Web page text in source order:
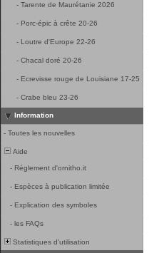
- Tarente de Maurétanie 2026
- Porc-épic à crête 20-26
- Loutre d'Europe 22-26
- Chacal doré 20-26
- Ecrevisse rouge de Louisiane 17-25
- Crabe bleu 23-26
Information
- Toutes les nouvelles
Aide
- Réglement d'ornitho.it
- Espèces à publication limitée
- Explication des symboles
- les FAQs
Statistiques d'utilisation